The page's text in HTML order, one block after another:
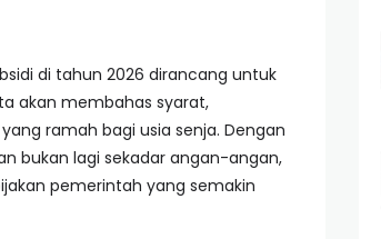
di tahun 2026 dirancang untuk
akan membahas syarat,
ramah bagi usia senja. Dengan
bukan lagi sekadar angan-angan,
pemerintah yang semakin